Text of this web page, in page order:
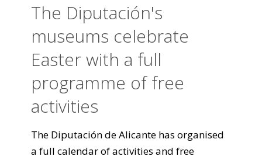
The Diputación's
museums celebrate
Easter with a full
programme of free
activities
The Diputación de Alicante has organised
a full calendar of activities and free